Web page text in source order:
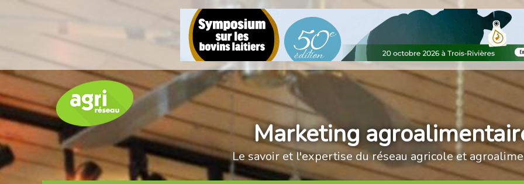
Marketing
Le savoir et l'expertise du réseau agricole et